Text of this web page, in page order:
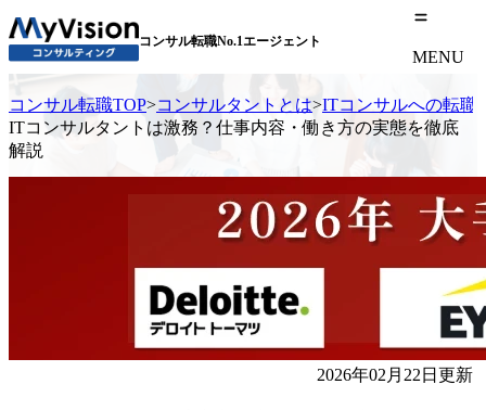
コンサル転職No.1エージェント
MENU
コンサル転職TOP>コンサルタントとは>ITコンサルへの転職
ITコンサルタントは激務？仕事内容・働き方の実態を徹底
解説
2026年02月22日更新